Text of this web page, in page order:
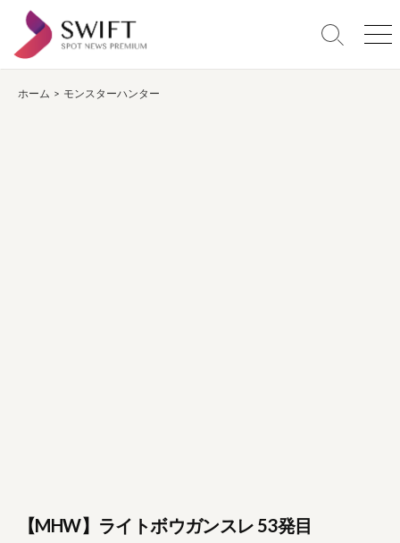
テ
検
メ
ホーム > モンスターハンター
【MHW】ライトボウガンスレ 53発目